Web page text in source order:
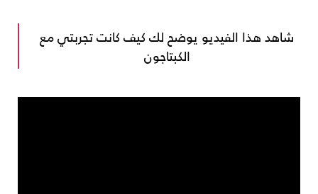
شاهد هذا الفيديو يوضح لك كيف كانت تجربتي مع
الكبتاجون